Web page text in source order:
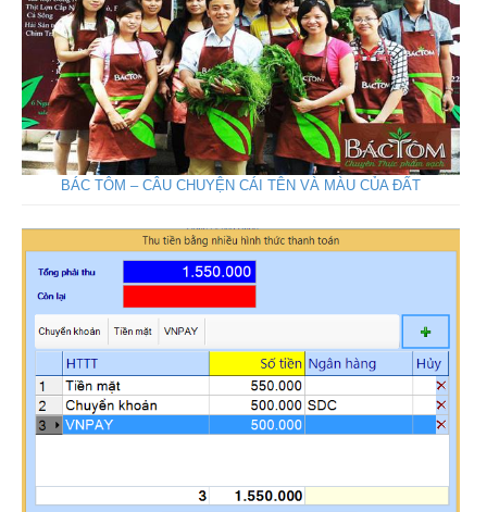
BÁC TÔM – CÂU CHUYỆN CÁI TÊN VÀ MÀU CỦA ĐẤT